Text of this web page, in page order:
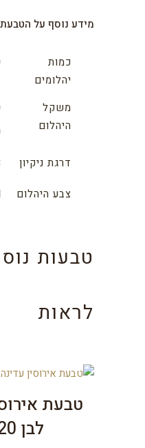
מידע נוסף על הטבעת
כמות
יהלומים
משקל
היהלום
דרגת ניקיון
צבע היהלום
טבעות
לראות
טבעת
לבן 0.20 קראט